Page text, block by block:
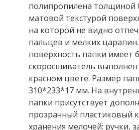
полипропилена толщиной
матовой текстурой
на которой не видно
пальцев и мелких
поверхность папки имеет
скоросшиватель
красном цвете. Размер
310*233*17 мм. На
папки присутствует
прозрачный пластиковый
хранения мелочей: ручки,